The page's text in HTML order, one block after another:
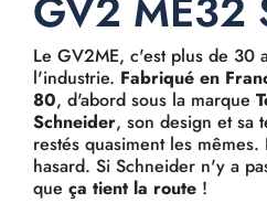
Le GV2ME, c'est plus de 30
l'industrie. Fabriqué en
80, d'abord sous la marque
Schneider, son design et sa
restés quasiment les
hasard. Si Schneider n'y a
que ça tient la route !